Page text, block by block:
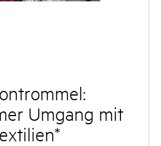
Umgang mit